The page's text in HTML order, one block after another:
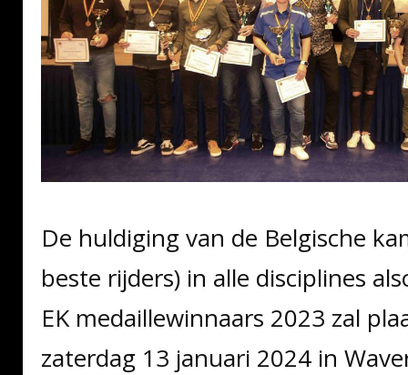
De huldiging van de Belgische
beste rijders) in alle disciplines
EK medaillewinnaars 2023 zal
zaterdag 13 januari 2024 in